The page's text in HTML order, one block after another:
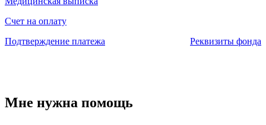
Счет на оплату
Подтверждение платежа
Реквизиты фонда
Мне нужна помощь